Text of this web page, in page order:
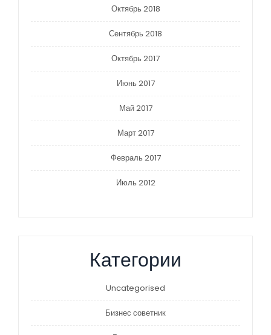
Октябрь 2018
Сентябрь 2018
Октябрь 2017
Июнь 2017
Май 2017
Март 2017
Февраль 2017
Июль 2012
Категории
Uncategorised
Бизнес советник